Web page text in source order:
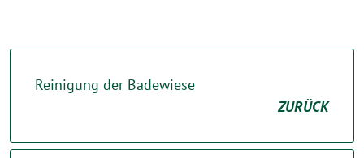
Reinigung der Badewiese
ZURÜCK